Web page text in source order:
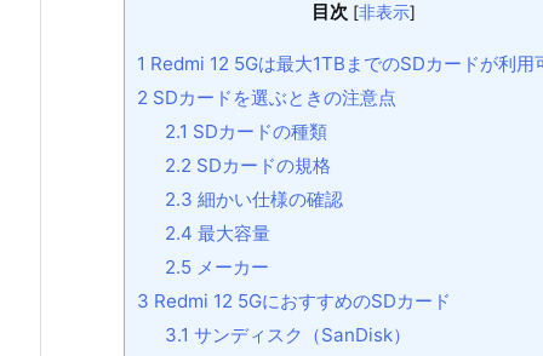
目次 [非表示]
1 Redmi 12 5Gは最大1TBまでのSDカードが利用
2 SDカードを選ぶときの注意点
2.1 SDカードの種類
2.2 SDカードの規格
2.3 細かい仕様の確認
2.4 最大容量
2.5メーカー
3 Redmi 12 5GにおすすめのSDカード
3.1 サンディスク（SanDisk）